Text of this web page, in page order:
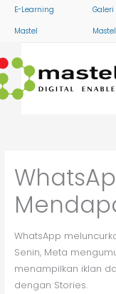
SkipE-Learning
Mastel
Galeri
Mastel
WhatsApp
Senin, Meta
menampilkan iklan
dengan Stories.